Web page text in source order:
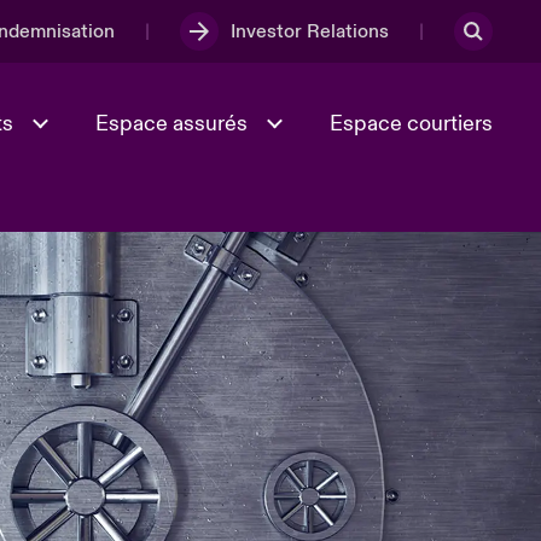
Investor Relations
Culture et valeurs
Lumière sur la transition
énergétique 2026
Full Spectrum Cyber
Les Incidents Cybers qui auraient
pu être évités
Espace assurés Espace courtiers